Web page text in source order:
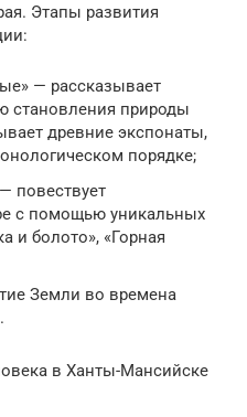
Этапы развития
— рассказывает
становления природы
древние экспонаты,
порядке;
повествует
с помощью уникальных
и болото», «Горная
Земли во времена
в Ханты-Мансийске